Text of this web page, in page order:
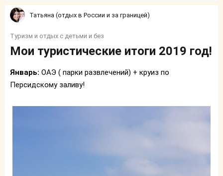
Татьяна (отдых в России и за границей)
Туризм и отдых с детьми и без
Мои туристические итоги 2019 год!
Январь: ОАЭ ( парки развлечений) + круиз по
Персидскому заливу!